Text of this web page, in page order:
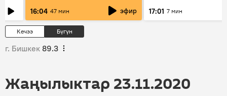
сотрудничества
16:04 47 мин эфир 17:01 7 мин
Кечээ Бүгүн
г. Бишкек 89.3
Жаңылыктар 23.11.2020